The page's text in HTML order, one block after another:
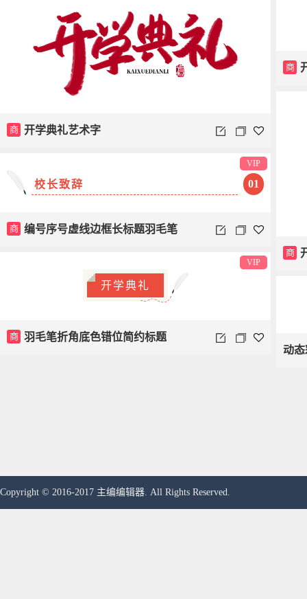
商
商 开学典礼艺术字
商
校长致辞 01
商 编号序号虚线边框长标题羽毛笔
VIP
开学典礼
商 羽毛笔折角底色错位简约标题
VIP
动
Copyright © 2016-2017 主编编辑器. All Rights Reserved.